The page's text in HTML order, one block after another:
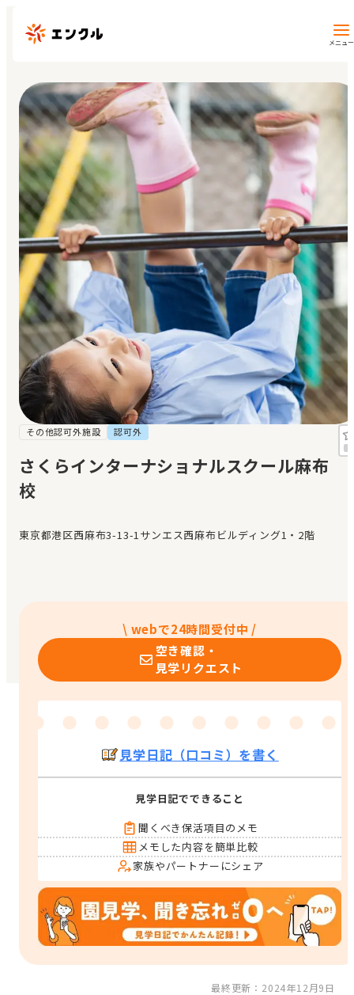
メニュー
保育園・幼稚園を探す
地図から探す
地域から探す
マイページ
閲覧履歴
お気に入り
見学日記
メッセージ
おすすめの園
コラム
お知らせ
その他認可外施設 認可外
さくらインターナショナルスクール麻布
校
東京都港区西麻布3-13-1サンエス西麻布ビルディング1・2階
\ webで24時間受付中 /
空き確認・
見学リクエスト
見学日記（口コミ）を書く
見学日記でできること
聞くべき保活項目のメモ
メモした内容を簡単比較
家族やパートナーにシェア
最終更新：2024年12月9日